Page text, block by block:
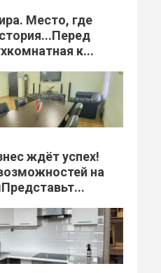
Место, где
к...
ждёт успех!
на